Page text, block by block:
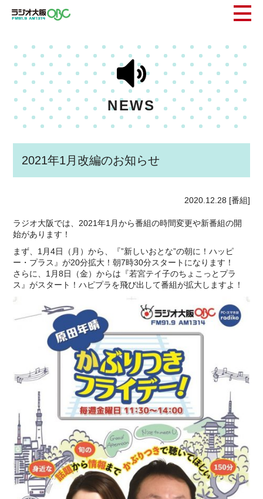
NEWS
2021年1月改編のお知らせ
2020.12.28 [番組]
ラジオ大阪では、2021年1月から番組の時間変更や新番組の開
始があります！
まず、1月4日（月）から、『”新しいおとな”の朝に！ハッピ
ー・プラス』が20分拡大！朝7時30分スタートになります！
さらに、1月8日（金）からは『若宮テイ子のちょこっとプラ
ス』がスタート！ハピプラを飛び出して番組が拡大しますよ！